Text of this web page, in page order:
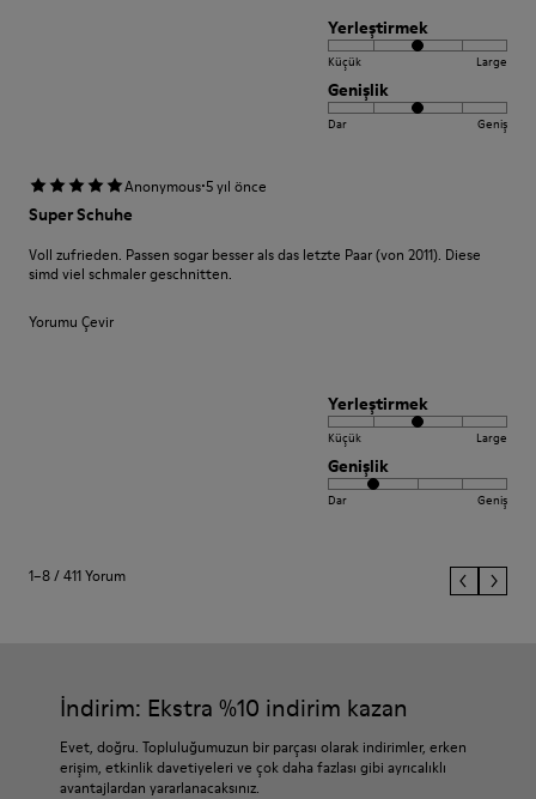
Yerleştirmek
Küçük Large
Genişlik
Dar Geniş
Anonymous·5 yıl önce
Super Schuhe
Voll zufrieden. Passen sogar besser als das letzte Paar (von 2011). Diese
simd viel schmaler geschnitten.
Yorumu Çevir
Yerleştirmek
Küçük Large
Genişlik
Dar Geniş
1–8 / 411 Yorum
İndirim: Ekstra %10 indirim kazan
Evet, doğru. Topluluğumuzun bir parçası olarak indirimler, erken
erişim, etkinlik davetiyeleri ve çok daha fazlası gibi ayrıcalıklı
avantajlardan yararlanacaksınız.